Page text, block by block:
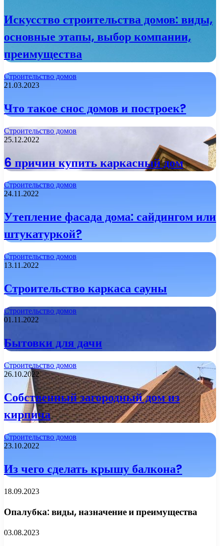
Искусство строительства домов: виды,
основные этапы, выбор компании,
преимущества
Строительство домов
21.03.2023
Что такое снос домов и построек?
Строительство домов
25.12.2022
6 причин купить каркасный дом
Строительство домов
24.11.2022
Утепление фасада дома: сайдингом или
штукатуркой?
Строительство домов
13.11.2022
Строительство каркаса сауны
Строительство домов
01.11.2022
Бытовки для дачи
Строительство домов
26.10.2022
Собственный загородный дом из
кирпича
Строительство домов
23.10.2022
Из чего сделать крышу балкона?
18.09.2023
Опалубка: виды, назначение и преимущества
03.08.2023